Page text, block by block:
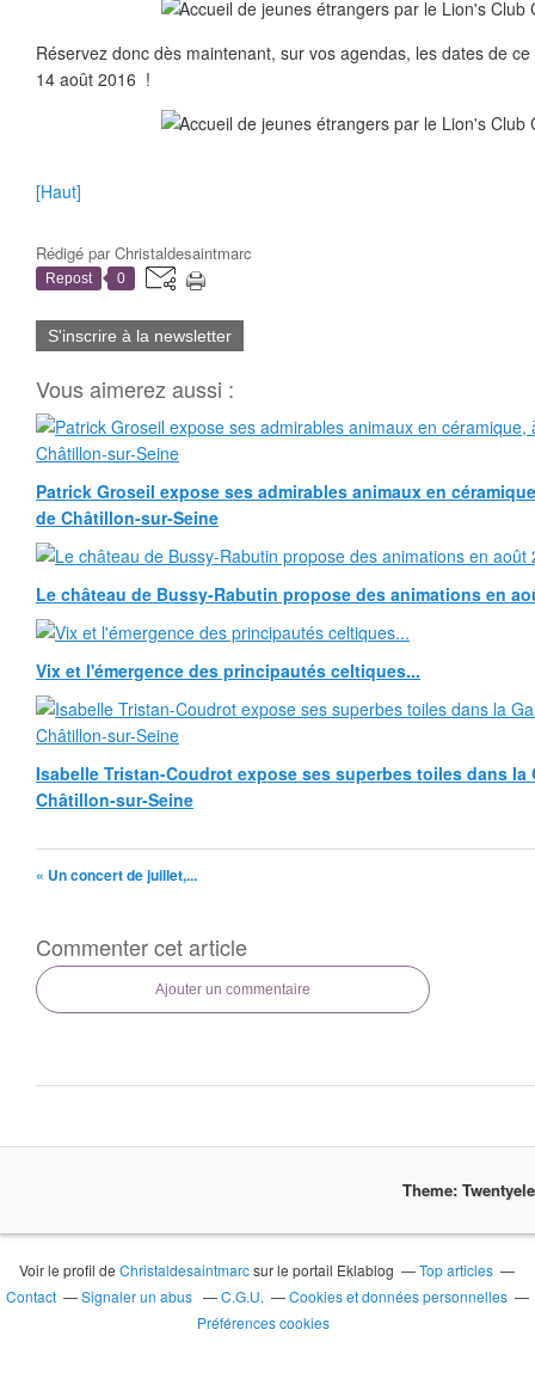
Réservez donc dès maintenant, sur vos agendas, les dates de
14 août 2016 !
[Haut]
Rédigé parChristaldesaintmarc
Repost 0
S'inscrire à la newsletter
Vous aimerez aussi :
Patrick Groseil expose ses admirables animaux en
de Châtillon-sur-Seine
Le château de Bussy-Rabutin propose des animations en
Vix et l'émergence des principautés celtiques...
Isabelle Tristan-Coudrot expose ses superbes toiles dans la
Châtillon-sur-Seine
« Un concert de juillet,...
Commenter cet article
Ajouter un commentaire
Theme:
Voir le profil deChristaldesaintmarcsur le portail Eklablog
Top articles
Contact
Signaler un abus C.G.U.
Cookies et données personnelles
Préférences cookies